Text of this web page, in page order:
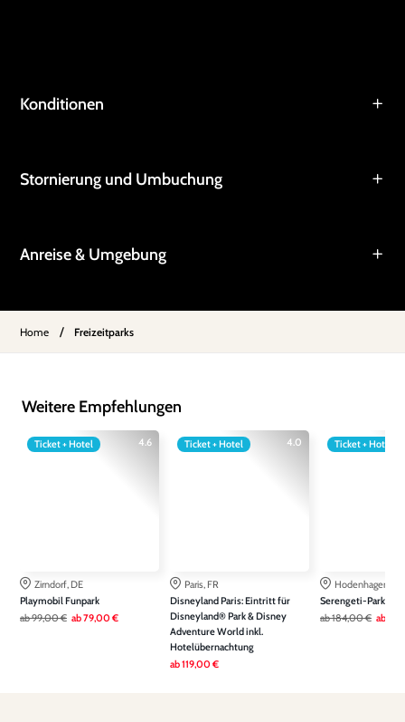
Konditionen
Stornierung und Umbuchung
Anreise & Umgebung
Home / Freizeitparks
Weitere Empfehlungen
4.6
Ticket + Hotel
Zirndorf, DE
Playmobil Funpark
ab99,00 € ab79,00 €
4.0
Ticket + Hotel
Paris, FR
Disneyland Paris: Eintritt für
Disneyland® Park & Disney
Adventure World inkl.
Hotelübernachtung
ab119,00 €
Ticket + Hotel
Hodenhagen, DE
Serengeti-Park
ab184,00 € ab